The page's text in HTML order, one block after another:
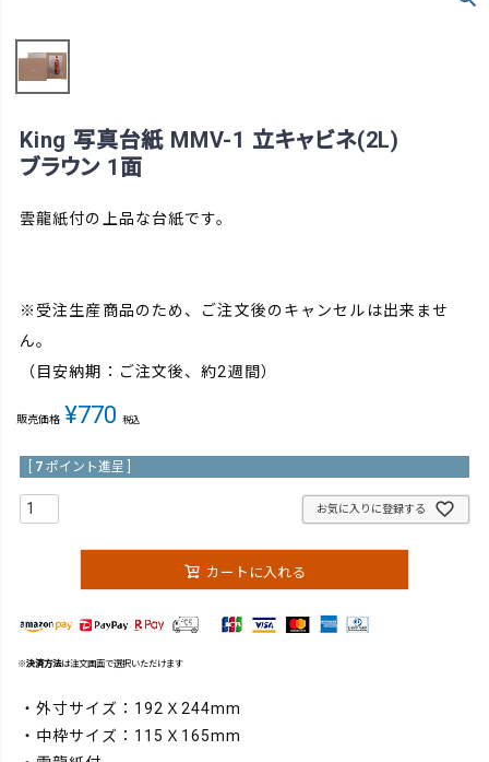
King 写真台紙 MMV-1 立キャビネ(2L)
ブラウン 1面
雲龍紙付の上品な台紙です。
※受注生産商品のため、ご注文後のキャンセルは出来ませ
ん。
（目安納期：ご注文後、約2週間）
販売価格 ¥770 税込
7 ポイント進呈 ]
お気に入りに登録する
カートに入れる
※決済方法は注文画面で選択いただけます
・外寸サイズ：192Ｘ244mm
・中枠サイズ：115Ｘ165mm